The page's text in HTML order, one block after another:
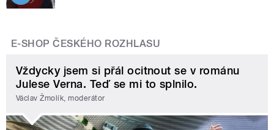
E-SHOP ČESKÉHO ROZHLASU
Vždycky jsem si přál ocitnout se v románu
Julese Verna. Teď se mi to splnilo.
Václav Žmolík, moderátor